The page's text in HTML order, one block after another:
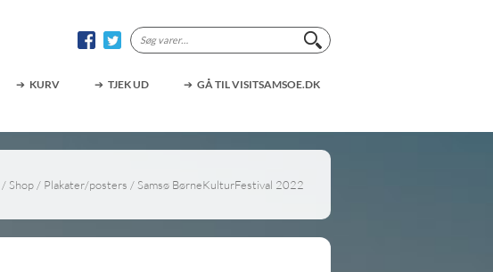
Søg
efter:
KURV TJEK UD GÅ TIL VISITSAMSOE.DK
/Shop / Plakater/posters / Samsø BørneKulturFestival 2022